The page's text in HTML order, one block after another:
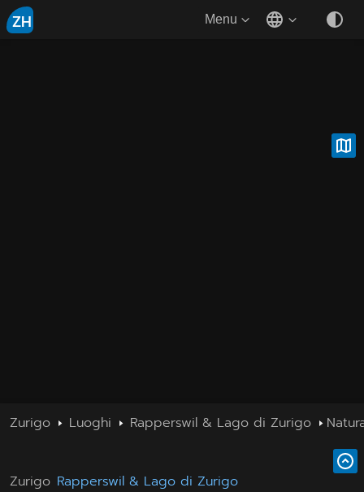
ZH Menu
Zurigo Luoghi Rapperswil & Lago di Zurigo
Zurigo Rapperswil & Lago di Zurigo